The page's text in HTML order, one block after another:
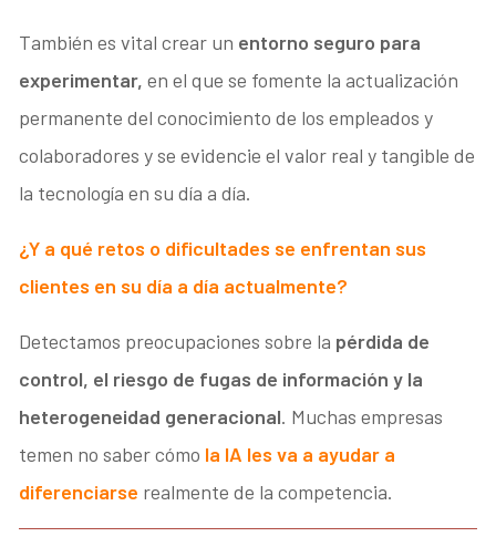
También es vital crear un entorno seguro para
experimentar, en el que se fomente la actualización
permanente del conocimiento de los empleados y
colaboradores y se evidencie el valor real y tangible de
la tecnología en su día a día.
¿Y a qué retos o dificultades se enfrentan sus
clientes en su día a día actualmente?
Detectamos preocupaciones sobre la pérdida de
control, el riesgo de fugas de información y la
heterogeneidad generacional. Muchas empresas
temen no saber cómo la IA les va a ayudar a
diferenciarse realmente de la competencia.